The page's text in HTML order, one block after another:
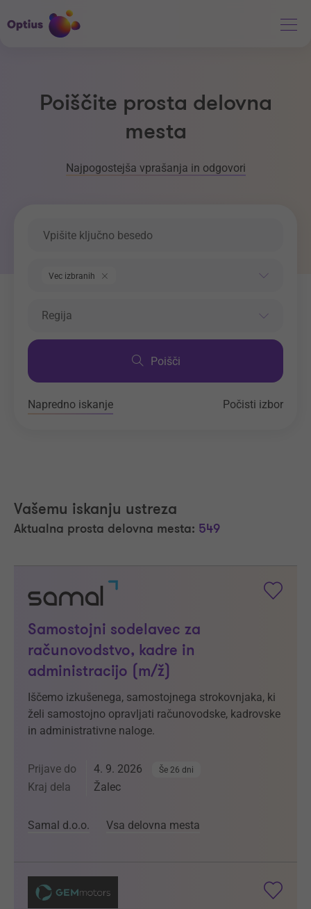
Poiščite prosta delovna
mesta
Najpogostejša vprašanja in odgovori
Vec izbranih
Regija
Poišči
Napredno iskanje Počisti izbor
Vašemu iskanju ustreza
Aktualna prosta delovna mesta: 549
Samostojni sodelavec za
računovodstvo, kadre in
administracijo (m/ž)
Iščemo izkušenega, samostojnega strokovnjaka, ki
želi samostojno opravljati računovodske, kadrovske
in administrativne naloge.
Prijave do 4. 9. 2026 Še 26 dni
Kraj dela Žalec
Samal d.o.o. Vsa delovna mesta